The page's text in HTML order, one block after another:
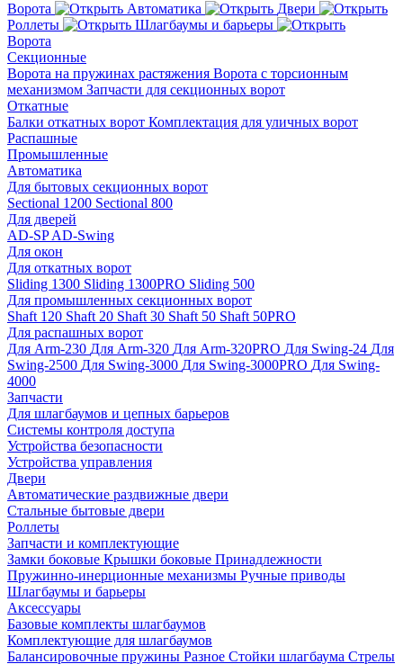
Ворота Автоматика
Двери
Роллеты
Шлагбаумы и барьеры
Ворота
Секционные
Ворота на пружинах растяжения Ворота с торсионным
механизмом Запчасти для секционных ворот
Откатные
Балки откатных ворот Комплектация для уличных ворот
Распашные
Промышленные
Автоматика
Для бытовых секционных ворот
Sectional 1200 Sectional 800
Для дверей
AD-SPAD-Swing
Для окон
Для откатных ворот
Sliding 1300 Sliding 1300PRO Sliding 500
Для промышленных секционных ворот
Shaft 120 Shaft 20 Shaft 30 Shaft 50 Shaft 50PRO
Для распашных ворот
Для Arm-230 Для Arm-320 Для Arm-320PRO Для Swing-24 Для
Swing-2500 Для Swing-3000 Для Swing-3000PRO Для Swing-
4000
Запчасти
Для шлагбаумов и цепных барьеров
Системы контроля доступа
Устройства безопасности
Устройства управления
Двери
Автоматические раздвижные двери
Стальные бытовые двери
Роллеты
Запчасти и комплектующие
Замки боковые Крышки боковые Принадлежности
Пружинно-инерционные механизмы Ручные приводы
Шлагбаумы и барьеры
Аксессуары
Базовые комплекты шлагбаумов
Комплектующие для шлагбаумов
Балансировочные пружины Разное Стойки шлагбаума Стрелы